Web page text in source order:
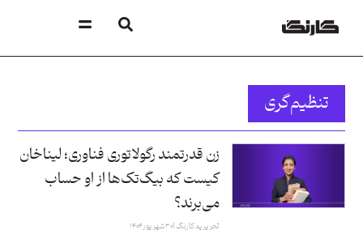
تنظیم‌گری
زن قدرتمند رگولاتوری فناوری؛ لیناخان
کیست که بیگ‌تک‌ها از او حساب
می‌برند؟
تحریریه کارنگ ۳۰ شهریور ۱۴۰۴